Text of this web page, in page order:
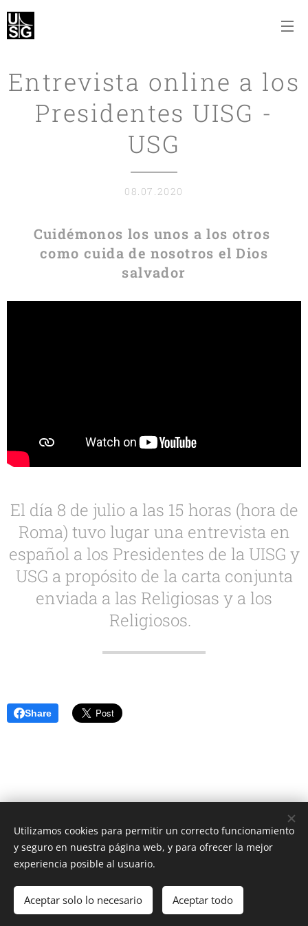
Entrevista online a los
Presidentes UISG -
USG
08.07.2020
Cuidémonos los unos a los otros
como cuida de nosotros el Dios
salvador
El día 8 de julio a las 15 horas (hora de
Roma) tuvo lugar una entrevista en
español a los Presidentes de la UISG y
USG a propósito de la carta conjunta
enviada a las Religiosas y a los
Religiosos.
Share
Unione Superiori Generali - Via dei Penitenzieri 19 -00193 ROMA
Cookies
Idiomas
Italiano
English Français Español
Utilizamos cookies para permitir un correcto funcionamiento
y seguro en nuestra página web, y para ofrecer la mejor
experiencia posible al usuario.
Aceptar solo lo necesario Aceptar todo